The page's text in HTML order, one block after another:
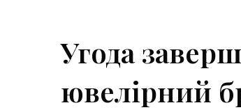
Угода
ювелірний